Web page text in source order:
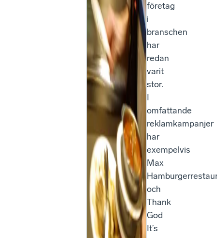
företag
i
branschen
har
redan
varit
stor.
I
omfattande
reklamkampanjer
har
exempelvis
Max
och
Thank
God
It’s